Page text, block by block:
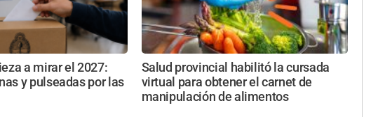
a mirar el 2027:
y pulseadas por las
Salud provincial habilitó la cursada
virtual para obtener el carnet de
manipulación de alimentos